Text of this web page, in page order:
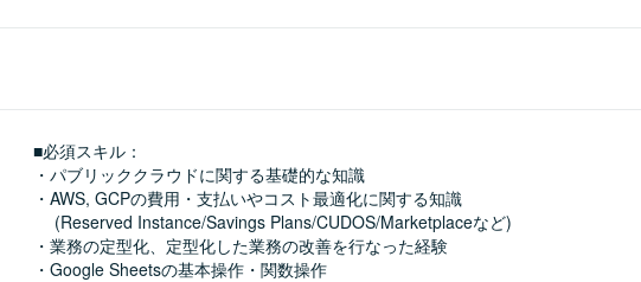
■必須スキル：
・パブリッククラウドに関する基礎的な知識
・AWS, GCPの費用・支払いやコスト最適化に関する知識
(Reserved Instance/Savings Plans/CUDOS/Marketplaceなど)
・業務の定型化、定型化した業務の改善を行なった経験
・Google Sheetsの基本操作・関数操作